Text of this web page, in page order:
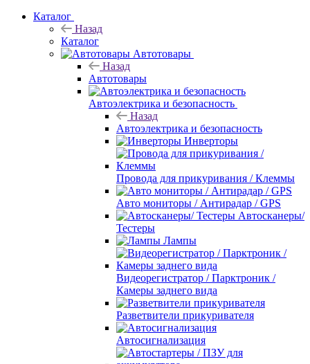
Каталог
Назад
Каталог
Автотовары
Назад
Автотовары
Автоэлектрика и безопасность
Назад
Автоэлектрика и безопасность
Инверторы
Провода для прикуривания / Клеммы
Авто мониторы / Антирадар / GPS
Автосканеры/
Тестеры
Лампы
Видеорегистратор / Парктроник /
Камеры заднего вида
Разветвители прикуривателя
Автосигнализация